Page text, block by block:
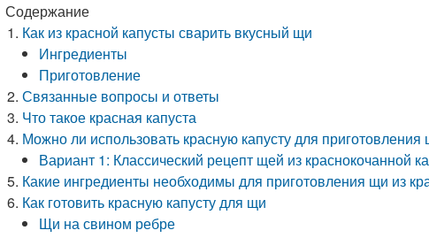
Содержание
Как из красной капусты сварить вкусный щи
Ингредиенты
Приготовление
Связанные вопросы и ответы
Что такое красная капуста
Можно ли использовать красную капусту для приготовления
Вариант 1: Классический рецепт щей из краснокочанной
Какие ингредиенты необходимы для приготовления щи из
Как готовить красную капусту для щи
Щи на свином ребре